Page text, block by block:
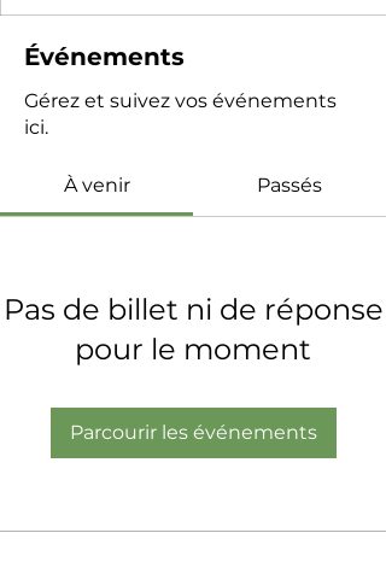
Événements
Gérez et suivez vos événements
ici.
À venir Passés
Pas de billet ni de réponse
pour le moment
Parcourir les événements